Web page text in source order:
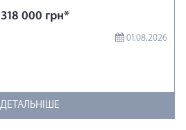
000 грн*
01.08.2026
ДЕТАЛЬНІШЕ